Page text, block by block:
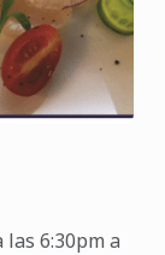
6:30pm a